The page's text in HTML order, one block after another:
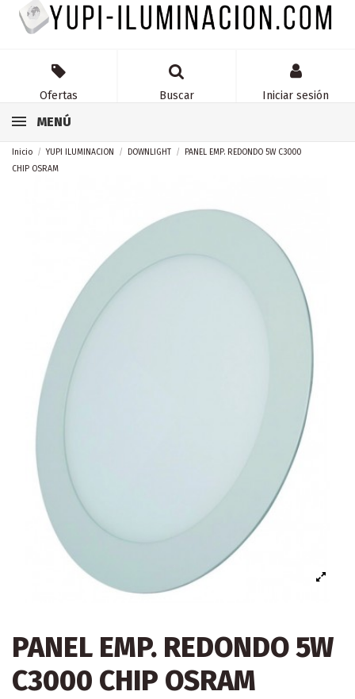
Ofertas Buscar Iniciar sesión
MENÚ
Inicio YUPI ILUMINACION DOWNLIGHT
PANEL EMP. REDONDO 5W C3000
CHIP OSRAM
PANEL EMP. REDONDO 5W
C3000 CHIP OSRAM